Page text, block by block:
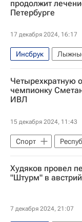
продолжит
Петербурге
17 декабря 2024, 16:17
Инсбрук
Санкт-Петербург
Раиса Сметанина
Четырехкратную
чемпионку
ИВЛ
15 декабря 2024, 11:43
Спорт
Раиса Сметанина
Худяков провел
"Штурм" в
7 декабря 2024, 21:07